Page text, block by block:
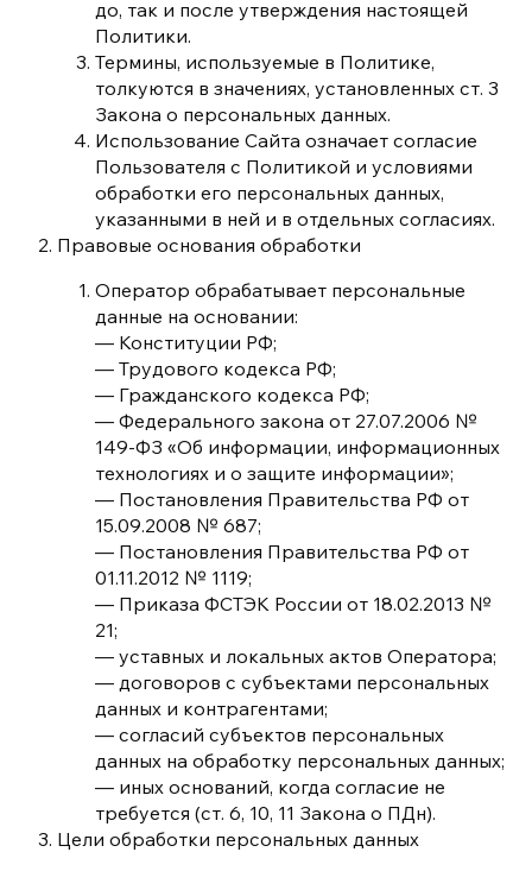
до, так и после утверждения настоящей
Политики.
Термины, используемые в Политике,
толкуются в значениях, установленных ст. 3
Закона о персональных данных.
Использование Сайта означает согласие
Пользователя с Политикой и условиями
обработки его персональных данных,
указанными в ней и в отдельных согласиях.
Правовые основания обработки
Оператор обрабатывает персональные
данные на основании:
— Конституции РФ;
— Трудового кодекса РФ;
— Гражданского кодекса РФ;
— Федерального закона от 27.07.2006 №
149-ФЗ «Об информации, информационных
технологиях и о защите информации»;
— Постановления Правительства РФ от
15.09.2008 № 687;
— Постановления Правительства РФ от
01.11.2012 № 1119;
— Приказа ФСТЭК России от 18.02.2013 №
21;
— уставных и локальных актов Оператора;
— договоров с субъектами персональных
данных и контрагентами;
— согласий субъектов персональных
данных на обработку персональных данных;
— иных оснований, когда согласие не
требуется (ст. 6, 10, 11 Закона о ПДн).
Цели обработки персональных данных